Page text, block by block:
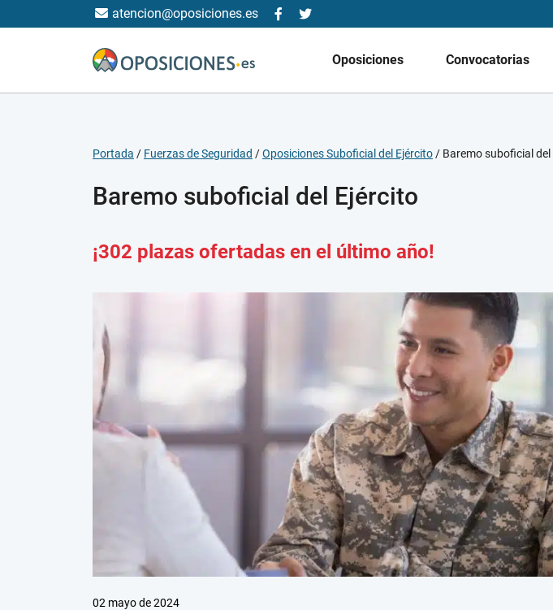
atencion@oposiciones.es
Oposiciones Convocatorias
Portada / Fuerzas de Seguridad /Oposiciones Suboficial del Ejército / Baremo suboficial del
Baremo suboficial del Ejército
¡302 plazas ofertadas en el último año!
02 mayo de 2024